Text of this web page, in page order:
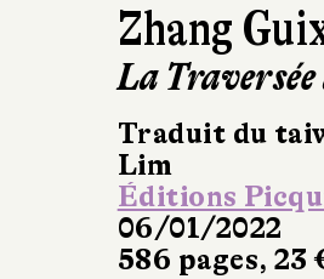
Zhang
La Traversée
Traduit du
Lim
Éditions
06/01/2022
586 pages, 23